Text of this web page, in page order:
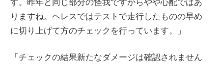
す。昨年と同じ部分の怪我ですからやや心配ではあ
りますね。ヘレスではテストで走行したものの早め
に切り上げて方のチェックを行っています。」
「チェックの結果新たなダメージは確認されません